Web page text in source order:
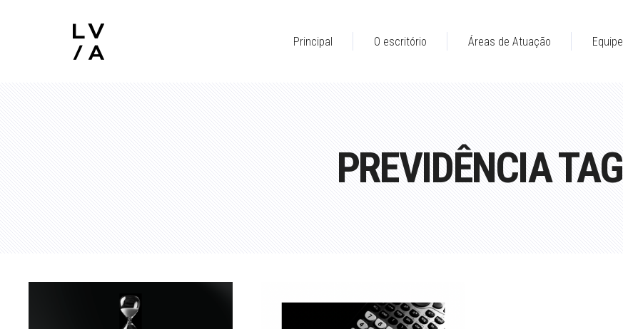
Principal O escritório Áreas de Atuação Equipe
PREVIDÊNCIA TAG